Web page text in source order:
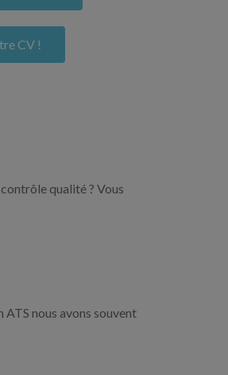
CV !
qualité ? Vous
nous avons souvent